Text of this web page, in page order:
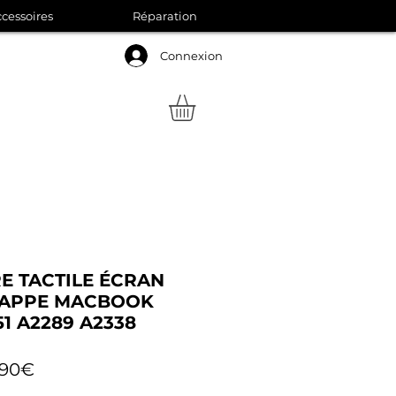
Connexion
Réparation
TACTILE ÉCRAN
MACBOOK
A2289 A2338